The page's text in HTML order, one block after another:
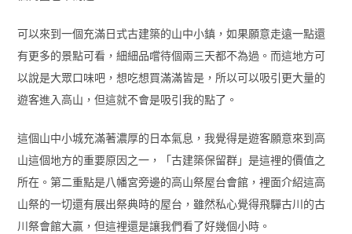
可以來到一個充滿日式古建築的山中小鎮，如果願意走遠一點還
有更多的景點可看，細細品嚐待個兩三天都不為過。而這地方可
以說是大眾口味吧，想吃想買滿滿皆是，所以可以吸引更大量的
遊客進入高山，但這就不會是吸引我的點了。
這個山中小城充滿著濃厚的日本氣息，我覺得是遊客願意來到高
山這個地方的重要原因之一，「古建築保留群」是這裡的價值之
所在。第二重點是八幡宮旁邊的高山祭屋台會館，裡面介紹這高
山祭的一切還有展出祭典時的屋台，雖然私心覺得飛驒古川的古
川祭會館大贏，但這裡還是讓我們看了好幾個小時。